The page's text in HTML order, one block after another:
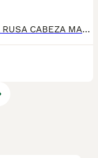
DISPONEMOS DE CHIHUAHUAS LINEA RUSA CABEZA MANZANA🍏PREGUNTAR DISPONIBILIDAD SE ENTREGAN CON PRIMERA VACUNA DESPARACITADO Y GARANTIA TENEMOS MUCHA VARIEDAD DE COLORES , BLUE, BLUE MERLE, ARLEQUIN MERLE CHOCOLATE, CHOCOLATE , NEGRO FUEGO, SABLE, BLANCO Y MERLE,LILAC PRECIOS DESDE 550€ ASTA 900€ QUIERES UN AMIGO FIEL? A QUE ESPERAS PA LLAMARNOS 624 08 20 74 ATIENDO MENSAJES, ENVIAMOS A TODA 🇪🇦 CRIADERO LOS PEQUES🇪🇦